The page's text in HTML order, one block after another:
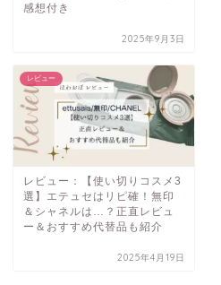
感想付き
2025年9月3日
レビュー
レビュー：【使い切りコスメ3
選】エテュセはリピ確！無印
＆シャネルは…？正直レビュ
ー＆おすすめ代替品も紹介
2025年4月19日